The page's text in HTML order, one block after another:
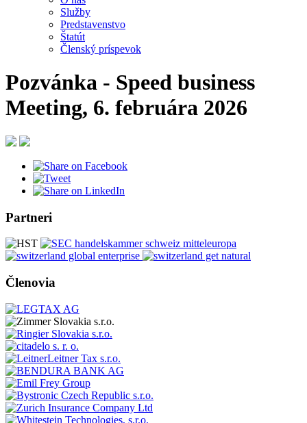
Služby
Predstavenstvo
Štatút
Členský príspevok
Pozvánka - Speed business
Meeting, 6. februára 2026
Partneri
Členovia